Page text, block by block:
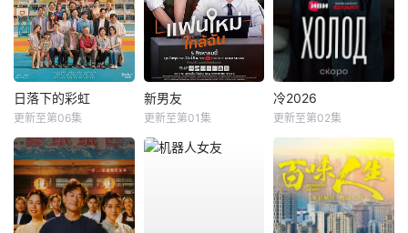
日落下的彩虹
更新至第06集
新男友
更新至第01集
冷2026
更新至第02集